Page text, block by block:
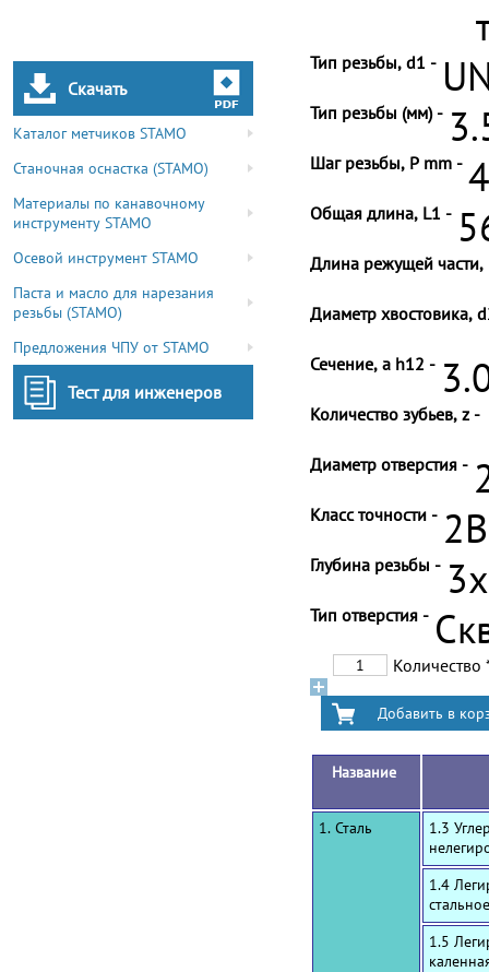
Скачать
Каталог метчиков STAMO
Станочная оснастка (STAMO)
Материалы по канавочному
инструменту STAMO
Осевой инструмент STAMO
Паста и масло для нарезания
резьбы (STAMO)
Предложения ЧПУ от STAMO
Тест для инженеров
Тип резьбы, d1 -
Тип резьбы (мм) -
Шаг резьбы, P mm -
Общая длина, L1 -
Длина режущей части,
Диаметр хвостовика,
Сечение, a h12 -
Количество зубьев, z -
Диаметр отверстия -
Класс точности -
Глубина резьбы -
Тип отверстия -
Количество
Название
1. Сталь
1.3
1.4
1.5